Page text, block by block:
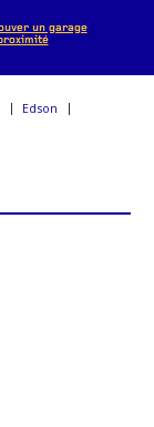
un garage
Edson